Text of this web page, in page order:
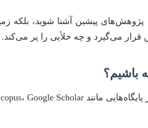
پژوهش‌های پیشین آشنا شوید،
می‌گیرد و چه خلأیی را پر می‌کند.
باشیم؟